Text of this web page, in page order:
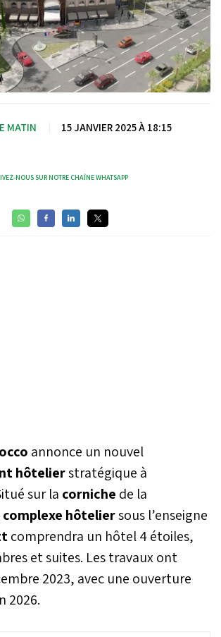
MATIN 15 JANVIER 2025 À 18:15
NOUS SUR NOTRE CHAÎNE WHATSAPP
annonce un nouvel
hôtelierstratégique à
sur la corniche de la
complexe hôteliersous l’enseigne
comprendra un hôtel 4 étoiles,
et suites. Les travaux ont
2023, avec une ouverture
2026.